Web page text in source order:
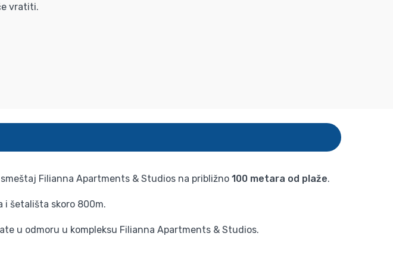
vratiti.
Filianna Apartments & Studios na približno 100 metara od plaže.
šetališta skoro 800m.
u odmoru u kompleksu Filianna Apartments & Studios.